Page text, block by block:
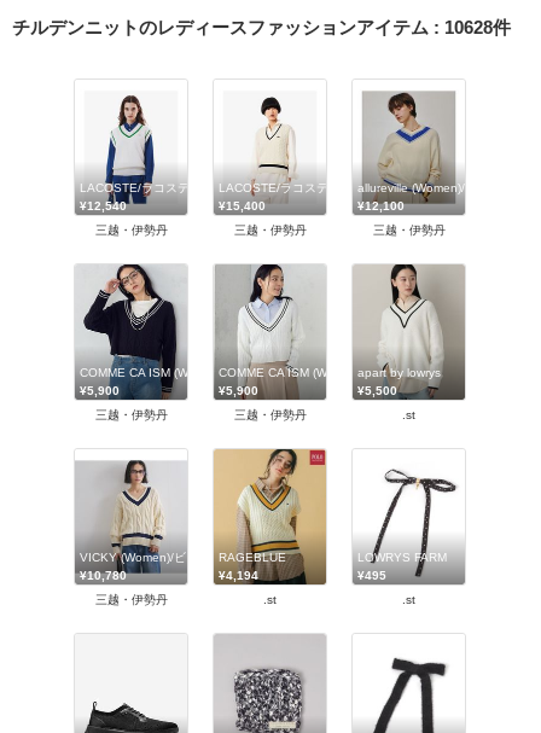
チルデンニットのレディースファッションアイテム : 10628件
LACOSTE/ラコステ
¥12,540
三越・伊勢丹
LACOSTE/ラコステ
¥15,400
三越・伊勢丹
allureville (Women)/アルアバイル
¥12,100
三越・伊勢丹
COMME CA ISM (Women)/コムサ イズム
¥5,900
三越・伊勢丹
COMME CA ISM (Women)/コムサ イズム
¥5,900
三越・伊勢丹
apart by lowrys
¥5,500
.st
VICKY (Women)/ビッキー
¥10,780
三越・伊勢丹
RAGEBLUE
¥4,194
.st
LOWRYS FARM
¥495
.st